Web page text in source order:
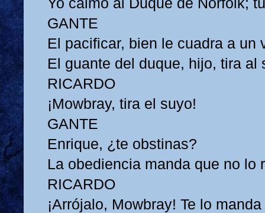
Yo calmo al Duque de Norfolk;
GANTE
El pacificar, bien le cuadra a un
El guante del duque, hijo, tira al
RICARDO
¡Mowbray, tira el suyo!
GANTE
Enrique, ¿te obstinas?
La obediencia manda que no lo
RICARDO
¡Arrójalo, Mowbray! Te lo